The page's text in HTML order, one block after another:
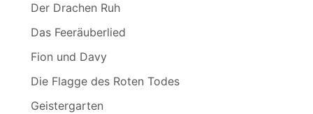
Der Drachen Ruh
Das Feeräuberlied
Fion und Davy
Die Flagge des Roten Todes
Geistergarten